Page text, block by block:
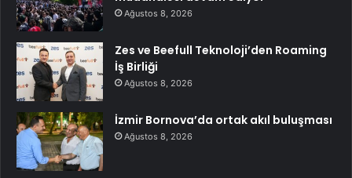
Ağustos 8, 2026
Zes ve Beefull Teknoloji’den Roaming
İş Birliği
Ağustos 8, 2026
İzmir Bornova’da ortak akıl buluşması
Ağustos 8, 2026